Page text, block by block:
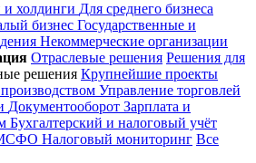
холдинги Для среднего бизнеса
бизнес Государственные и
Некоммерческие организации
Отраслевые решения Решения для
решения Крупнейшие проекты
Управление торговлей
Документооборот Зарплата и
Бухгалтерский и налоговый учёт
МСФО Налоговый мониторинг Все